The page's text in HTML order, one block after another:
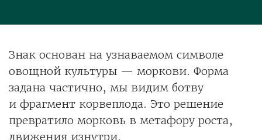
Знак основан на узнаваемом символе
овощной культуры — моркови. Форма
задана частично, мы видим ботву
и фрагмент корвеплода. Это решение
превратило морковь в метафору роста,
движения изнутри.